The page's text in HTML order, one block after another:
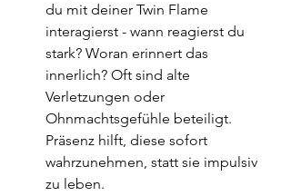
du mit deiner Twin Flame
interagierst - wann reagierst du
stark? Woran erinnert das
innerlich? Oft sind alte
Verletzungen oder
Ohnmachtsgefühle beteiligt.
Präsenz hilft, diese sofort
wahrzunehmen, statt sie impulsiv
zu leben.